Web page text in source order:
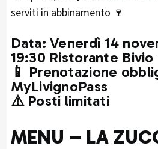
serviti in abbinamento 🍷
Data:Venerdì 14
19:30 Ristorante
📱 Prenotazione
MyLivignoPass
⚠️Posti limitati
MENU – LA